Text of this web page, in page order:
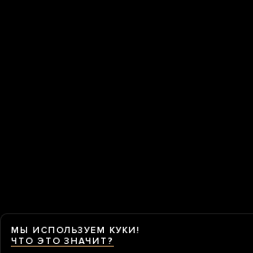
МЫ ИСПОЛЬЗУЕМ КУКИ!
ЧТО ЭТО ЗНАЧИТ?